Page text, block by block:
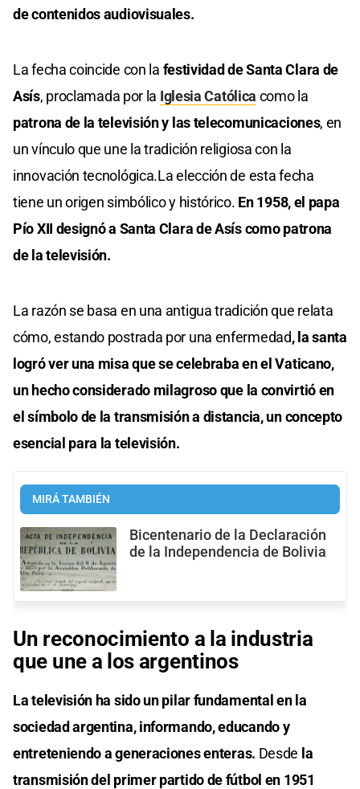
de contenidos audiovisuales.
La fecha coincide con la festividad de Santa Clara de
Asís, proclamada por la Iglesia Católica como la
patrona de la televisión y las telecomunicaciones, en
un vínculo que une la tradición religiosa con la
innovación tecnológica.La elección de esta fecha
tiene un origen simbólico y histórico. En 1958, el papa
Pío XII designó a Santa Clara de Asís como patrona
de la televisión.
La razón se basa en una antigua tradición que relata
cómo, estando postrada por una enfermedad, la santa
logró ver una misa que se celebraba en el Vaticano,
un hecho considerado milagroso que la convirtió en
el símbolo de la transmisión a distancia, un concepto
esencial para la televisión.
MIRÁ TAMBIÉN
Bicentenario de la Declaración
de la Independencia de Bolivia
Un reconocimiento a la industria
que une a los argentinos
La televisión ha sido un pilar fundamental en la
sociedad argentina, informando, educando y
entreteniendo a generaciones enteras. Desde la
transmisión del primer partido de fútbol en 1951